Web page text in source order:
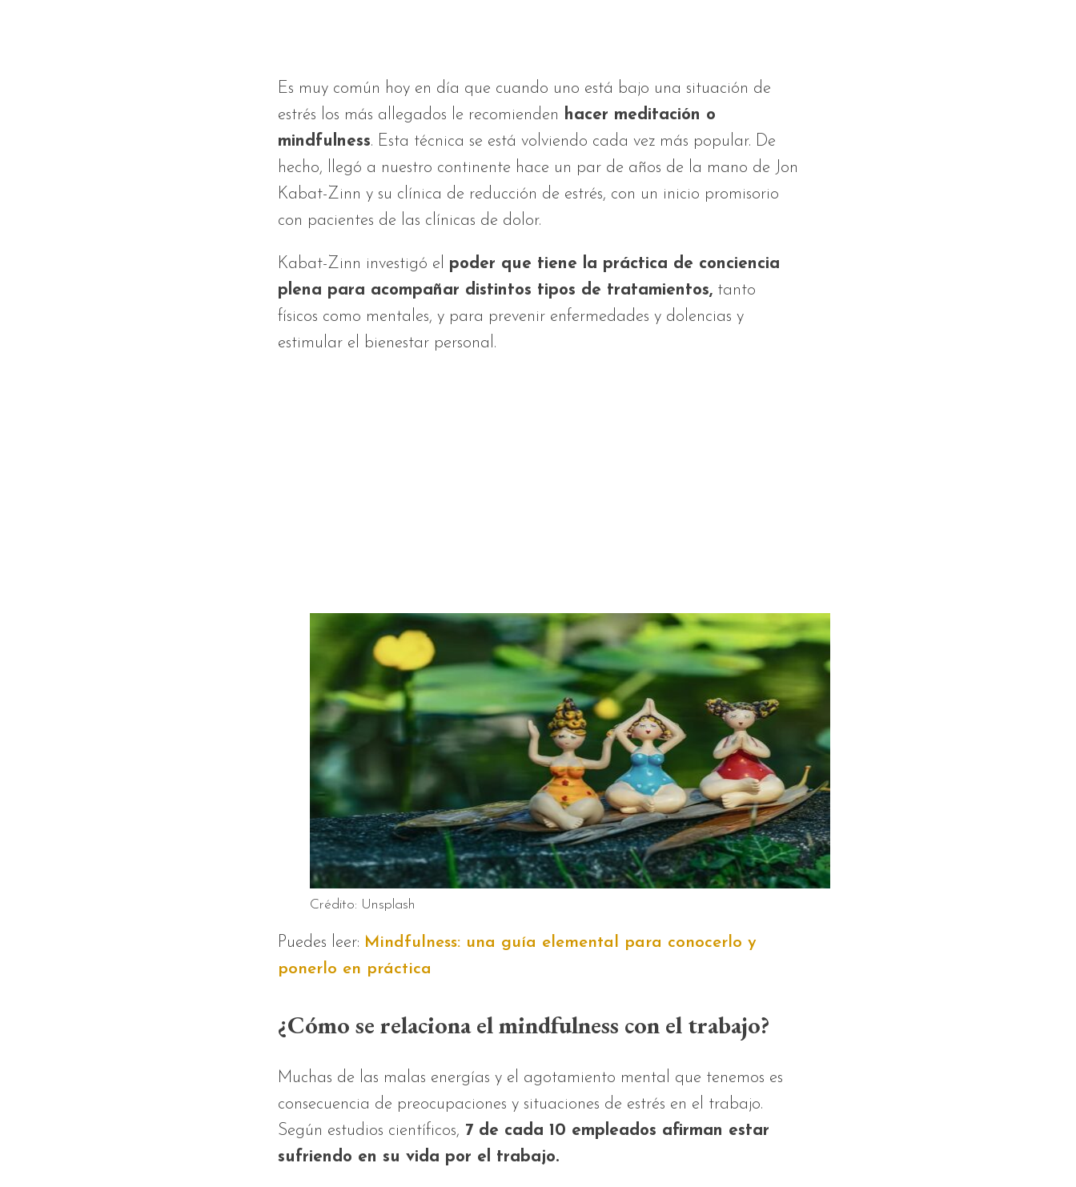
Es muy común hoy en día que cuando uno está bajo una situación de
estrés los más allegados le recomienden hacer meditación o
mindfulness. Esta técnica se está volviendo cada vez más popular. De
hecho, llegó a nuestro continente hace un par de años de la mano de Jon
Kabat-Zinn y su clínica de reducción de estrés, con un inicio promisorio
con pacientes de las clínicas de dolor.
Kabat-Zinn investigó el poder que tiene la práctica de conciencia
plena para acompañar distintos tipos de tratamientos, tanto
físicos como mentales, y para prevenir enfermedades y dolencias y
estimular el bienestar personal.
Crédito: Unsplash
Puedes leer: Mindfulness: una guía elemental para conocerlo y
ponerlo en práctica
¿Cómo se relaciona el mindfulness con el trabajo?
Muchas de las malas energías y el agotamiento mental que tenemos es
consecuencia de preocupaciones y situaciones de estrés en el trabajo.
Según estudios científicos, 7 de cada 10 empleados afirman estar
sufriendo en su vida por el trabajo.